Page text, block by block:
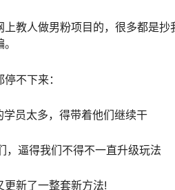
上教人做男粉项目的，很多都是
不下来：
学员太多，得带着他们继续干
，逼得我们不得不一直升级玩法
更新了一整套新方法!